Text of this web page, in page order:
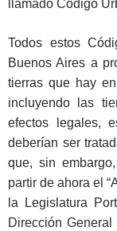
llamado Código
Todos estos
Buenos Aires a
tierras que hay
incluyendo las
efectos legales,
deberían ser
que, sin
partir de ahora el
la Legislatura
Dirección